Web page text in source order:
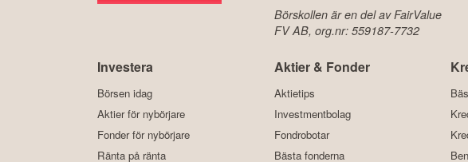
Börskollen är en del av FairValue
FV AB, org.nr: 559187-7732
Investera
Börsen idag
Aktier för nybörjare
Fonder för nybörjare
Ränta på ränta
Aktier & Fonder
Aktietips
Investmentbolag
Fondrobotar
Bästa fonderna